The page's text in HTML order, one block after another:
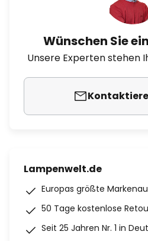
Wünschen Sie
Unsere Experten stehen
Lampenwelt.de
Europas größte
50 Tage kostenlose
Seit 25 Jahren Nr. 1 in